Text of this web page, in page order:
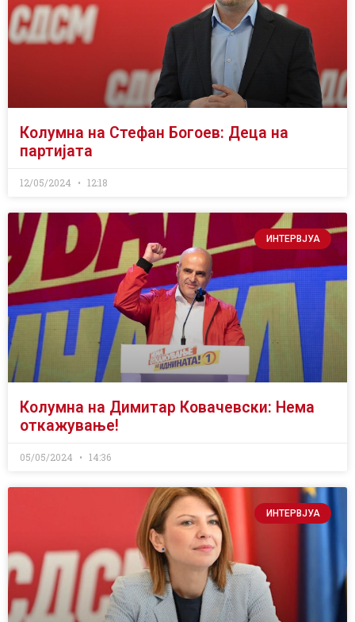
Колумна на Стефан Богоев: Деца на
партијата
12/05/2024 12:18
ИНТЕРВЈУА
Колумна на Димитар Ковачевски: Нема
откажување!
05/05/2024 14:36
ИНТЕРВЈУА